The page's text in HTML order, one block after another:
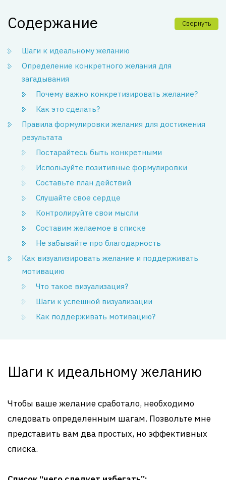
Содержание Свернуть
Шаги к идеальному желанию
Определение конкретного желания для
загадывания
Почему важно конкретизировать желание?
Как это сделать?
Правила формулировки желания для достижения
результата
Постарайтесь быть конкретными
Используйте позитивные формулировки
Составьте план действий
Слушайте свое сердце
Контролируйте свои мысли
Составим желаемое в списке
Не забывайте про благодарность
Как визуализировать желание и поддерживать
мотивацию
Что такое визуализация?
Шаги к успешной визуализации
Как поддерживать мотивацию?
Шаги к идеальному желанию
Чтобы ваше желание сработало, необходимо
следовать определенным шагам. Позвольте мне
представить вам два простых, но эффективных
списка.